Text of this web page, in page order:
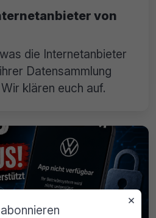
von
die Internetanbieter
Datensammlung
klären euch auf.
×